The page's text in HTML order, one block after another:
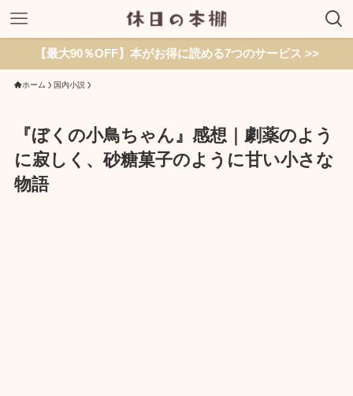
【最大90％OFF】本がお得に読める7つのサービス >>
ホーム 国内小説
『ぼくの小鳥ちゃん』感想｜劇薬のよう
に寂しく、砂糖菓子のように甘い小さな
物語